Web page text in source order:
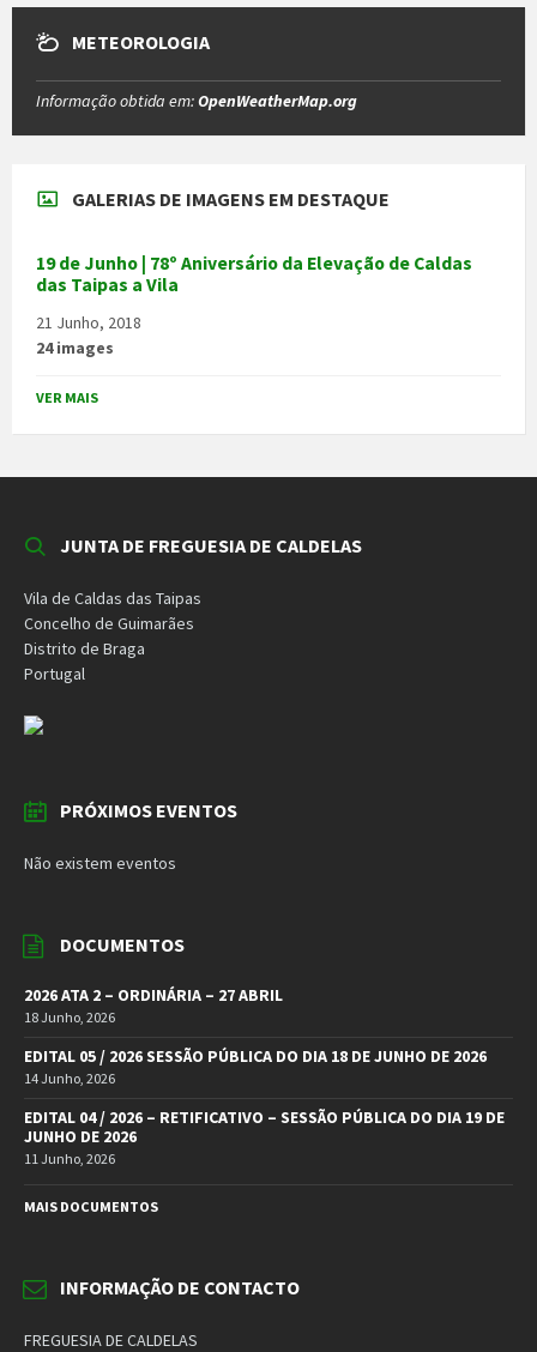
METEOROLOGIA
Informação obtida em:OpenWeatherMap.org
GALERIAS DE IMAGENS EM DESTAQUE
19 de Junho | 78º Aniversário da Elevação de Caldas
das Taipas a Vila
21 Junho, 2018
24 images
VER MAIS
JUNTA DE FREGUESIA DE CALDELAS
Vila de Caldas das Taipas
Concelho de Guimarães
Distrito de Braga
Portugal
PRÓXIMOS EVENTOS
Não existem eventos
DOCUMENTOS
2026 ATA 2 – ORDINÁRIA – 27 ABRIL
18 Junho, 2026
EDITAL 05 / 2026 SESSÃO PÚBLICA DO DIA 18 DE JUNHO DE 2026
14 Junho, 2026
EDITAL 04 / 2026 – RETIFICATIVO – SESSÃO PÚBLICA DO DIA 19 DE
JUNHO DE 2026
11 Junho, 2026
MAIS DOCUMENTOS
INFORMAÇÃO DE CONTACTO
FREGUESIA DE CALDELAS